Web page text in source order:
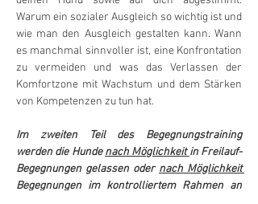
Warum ein sozialer Ausgleich so wichtig ist und
wie man den Ausgleich gestalten kann. Wann
es manchmal sinnvoller ist, eine Konfrontation
zu vermeiden und was das Verlassen der
Komfortzone mit Wachstum und dem Stärken
von Kompetenzen zu tun hat.
Im zweiten Teil des Begegnungstraining
werden die Hunde nach Möglichkeit in Freilauf-
Begegnungen gelassen oder
nach Möglichkeit
Begegnungen im kontrolliertem Rahmen an